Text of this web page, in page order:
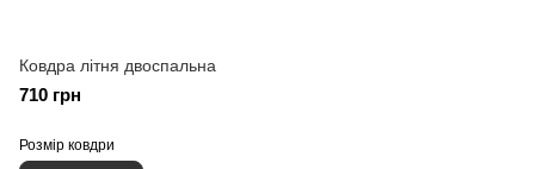
Ковдра літня двоспальна
710 грн
Розмір ковдри